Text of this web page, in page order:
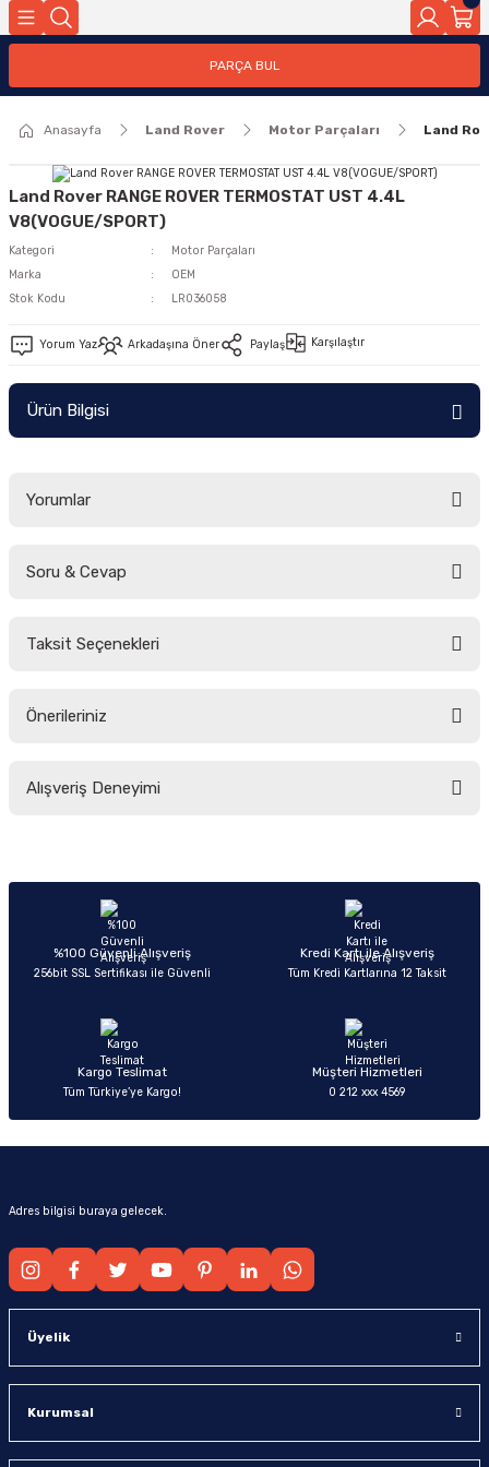
PARÇA BUL
Anasayfa Land Rover Motor Parçaları Land
Land Rover RANGE ROVER TERMOSTAT UST 4.4L
V8(VOGUE/SPORT)
Kategori
Motor Parçaları
Marka
OEM
Stok Kodu
LR036058
Yorum Yaz Arkadaşına Öner Paylaş Karşılaştır
Ürün Bilgisi
Yorumlar
Soru & Cevap
Taksit Seçenekleri
Önerileriniz
yetersiz gördüğünüz noktaları öneri formunu kullanarak tarafımıza
Ürün açıklamasında eksik bilgiler bulunuyor.
Ürün bilgilerinde hatalar bulunuyor.
Ürün fiyatı diğer sitelerden daha pahalı.
Alışveriş Deneyimi
Sitemize ilk yorumu siz yapın!
%100 Güvenli Alışveriş
256bit SSL Sertifikası ile Güvenli
Kredi Kartı ile Alışveriş
Tüm Kredi Kartlarına 12 Taksit
Kargo Teslimat
Tüm Türkiye’ye Kargo!
Müşteri Hizmetleri
0 212 xxx 4569
Adres bilgisi buraya gelecek.
Üyelik
Kurumsal